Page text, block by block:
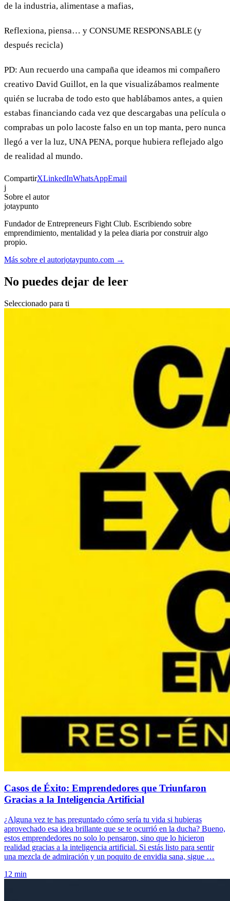
de la industria, alimentase a mafias,
Reflexiona, piensa… y CONSUME RESPONSABLE (y
después recicla)
PD: Aun recuerdo una campaña que ideamos mi compañero
creativo David Guillot, en la que visualizábamos realmente
quién se lucraba de todo esto que hablábamos antes, a quien
estabas financiando cada vez que descargabas una película o
comprabas un polo lacoste falso en un top manta, pero nunca
llegó a ver la luz, UNA PENA, porque hubiera reflejado algo
de realidad al mundo.
CompartirXLinkedInWhatsAppEmail
j
Sobre el autor
jotaypunto
Fundador de Entrepreneurs Fight Club. Escribiendo sobre
emprendimiento, mentalidad y la pelea diaria por construir algo
propio.
Más sobre el autorjotaypunto.com →
No puedes dejar de leer
Seleccionado para ti
Casos de Éxito: Emprendedores que Triunfaron
Gracias a la Inteligencia Artificial
¿Alguna vez te has preguntado cómo sería tu vida si hubieras
aprovechado esa idea brillante que se te ocurrió en la ducha? Bueno,
estos emprendedores no solo lo pensaron, sino que lo hicieron
realidad gracias a la inteligencia artificial. Si estás listo para sentir
una mezcla de admiración y un poquito de envidia sana, sigue …
12 min